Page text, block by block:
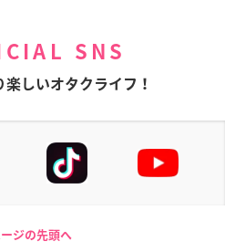
SNS
楽しいオタクライフ！
ジの先頭へ